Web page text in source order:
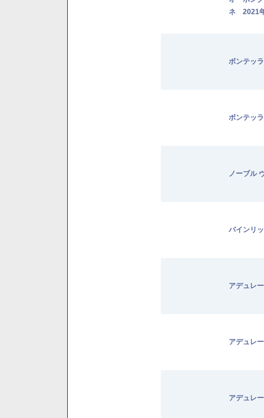
ネ 2021
ボンテッ
ボンテッ
ノーブル
パインリ
アデュレ
アデュレ
アデュレ